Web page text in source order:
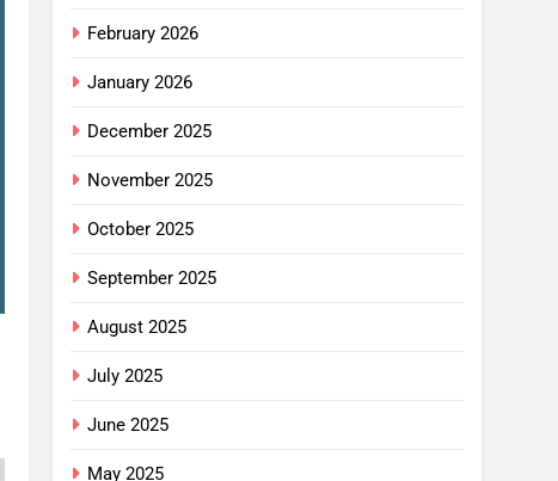
February 2026
January 2026
December 2025
November 2025
October 2025
September 2025
August 2025
July 2025
June 2025
May 2025